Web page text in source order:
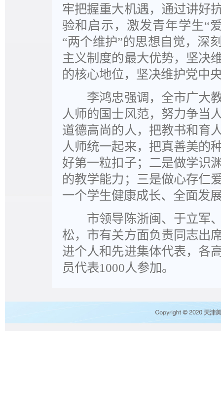
牢把握重大机遇，通过讲好
验和启示，激发青年学生“
“两个维护”的思想自觉，深
主义制度的最大优势，坚决
的核心地位，坚决维护党中
李鸿忠强调，全市广大教
人师的国士风范，努力争当
道德高尚的人，把教书和育
人师统一起来，把真善美的
好第一粒扣子；二是做学识
的教学能力；三是做心存仁
一个学生健康成长、全面发
市领导陈浙闽、于立军、
松，市有关方面负责同志出
进个人和先进集体代表，各
员代表1000人参加。